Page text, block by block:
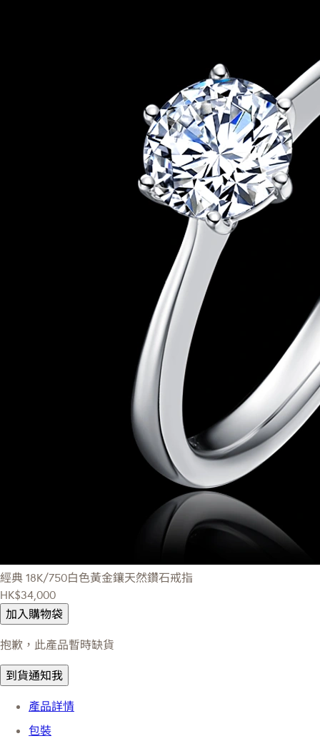
經典 18K/750白色黃金鑲天然鑽石戒指
HK$34,000
加入購物袋
抱歉，此產品暫時缺貨
到貨通知我
產品詳情
包裝